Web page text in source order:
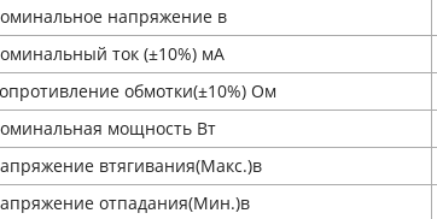
напряжение в
ток (±10%) мA
обмотки(±10%) Ом
мощность Вт
втягивания(Макс.)в
отпадания(Мин.)в